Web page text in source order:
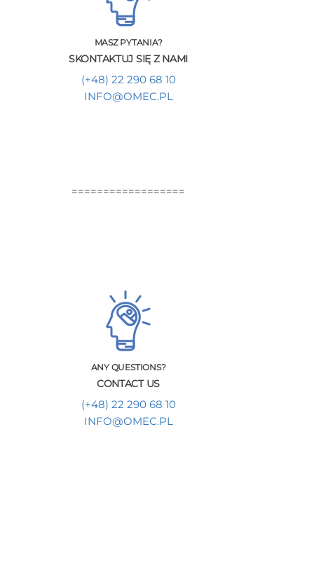
MASZ PYTANIA?
SKONTAKTUJ SIĘ Z NAMI
(+48) 22 290 68 10
INFO@OMEC.PL
==================
ANY QUESTIONS?
CONTACT US
(+48) 22 290 68 10
INFO@OMEC.PL